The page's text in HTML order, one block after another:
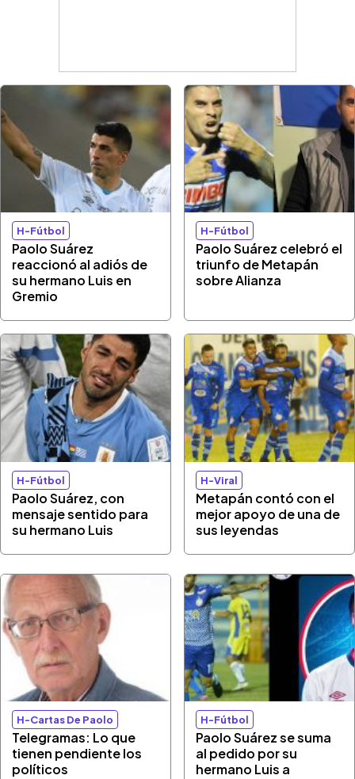
H-Fútbol
Paolo Suárez
reaccionó al adiós de
su hermano Luis en
Gremio
H-Fútbol
Paolo Suárez celebró el
triunfo de Metapán
sobre Alianza
H-Fútbol
Paolo Suárez, con
mensaje sentido para
su hermano Luis
H-Viral
Metapán contó con el
mejor apoyo de una de
sus leyendas
H-Cartas De Paolo
Telegramas: Lo que
tienen pendiente los
políticos
H-Fútbol
Paolo Suárez se suma
al pedido por su
hermano Luis a